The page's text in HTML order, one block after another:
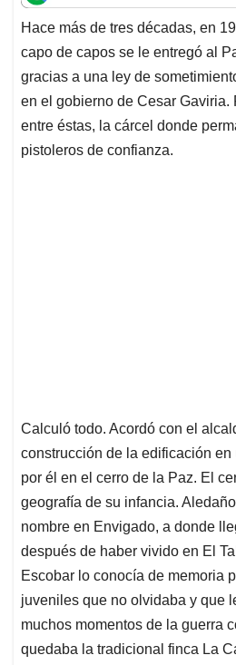
t
s
A
p
p
e
b
o
o
k
k
e
d
I
n
i
l
e
a
d
s
Hace más de tres décadas, en
capo de capos se le entregó al
gracias a una ley de
en el gobierno de Cesar Gaviria.
entre éstas, la cárcel donde
pistoleros de confianza.
Calculó todo. Acordó con el
construcción de la edificación
por él en el cerro de la Paz. El
geografía de su infancia.
nombre en Envigado, a donde
después de haber vivido en El
Escobar lo conocía de memoria
juveniles que no olvidaba y que
muchos momentos de la guerra
quedaba la tradicional finca La